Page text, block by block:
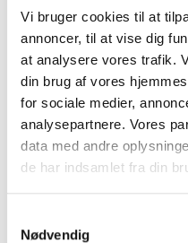
Vi bruger cookies til at
annoncer, til at vise dig
at analysere vores trafik.
din brug af vores
for sociale medier,
analysepartnere. Vores
data med andre
de har indsamlet fra din
Nødvendig
SE